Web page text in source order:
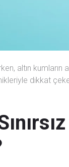
altın kumların
dikkat